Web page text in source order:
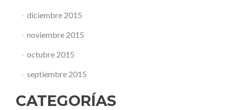
diciembre 2015
noviembre 2015
octubre 2015
septiembre 2015
CATEGORÍAS